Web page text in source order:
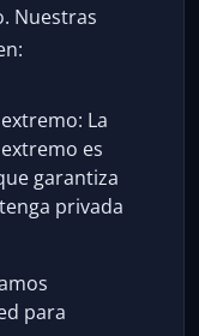
Nuestras
La
es
garantiza
privada
para